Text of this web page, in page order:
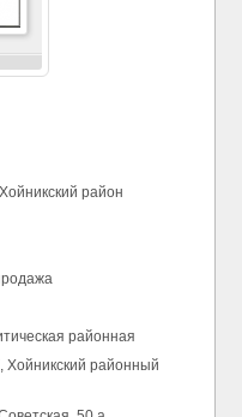
район
районная
Хойникский районный